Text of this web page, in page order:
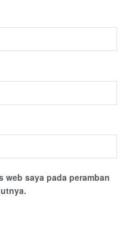
web saya pada peramban